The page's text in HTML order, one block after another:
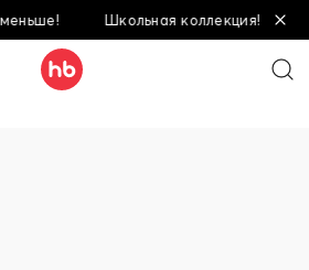
Школьная коллекция! Купи